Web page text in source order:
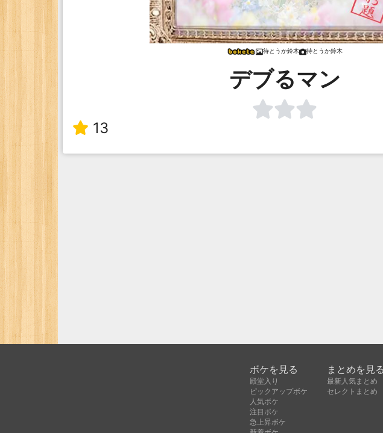
待とうか鈴木 待とうか鈴木
デブるマン
13
ボケを見る
殿堂入り
ピックアップボケ
人気ボケ
注目ボケ
急上昇ボケ
まとめを見る
最新人気まとめ
セレクトまとめ